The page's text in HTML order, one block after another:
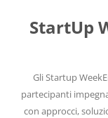
contenuto
StartUp
Gli Startup
partecipanti
con approcci,